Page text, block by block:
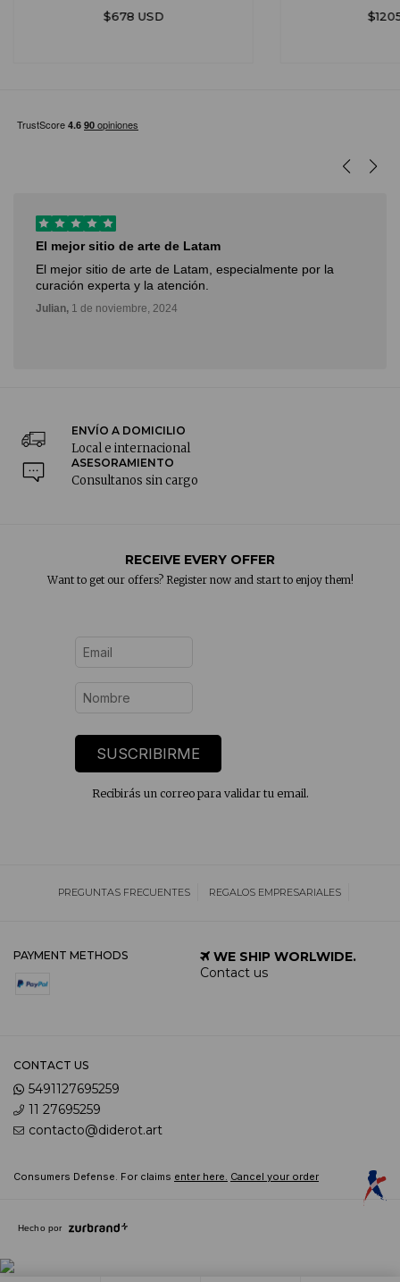
$678 USD
El mejor sitio de arte de Latam
El mejor sitio de arte de Latam, especialmente por la
curación experta y la atención.
Julian, 1 de noviembre, 2024
ENVÍO A DOMICILIO
Local e internacional
ASESORAMIENTO
Consultanos sin cargo
RECEIVE EVERY OFFER
Want to get our offers? Register now and start to enjoy them!
SUSCRIBIRME
Recibirás un correo para validar tu email.
PREGUNTAS FRECUENTES REGALOS EMPRESARIALES
PAYMENT METHODS
WE SHIP WORLWIDE.
Contact us
CONTACT US
5491127695259
11 27695259
contacto@diderot.art
Consumers Defense. For claims enter here. Cancel your order
Hecho por